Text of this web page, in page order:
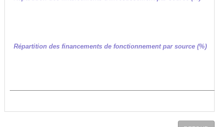
Répartition des financements de fonctionnement par source (%)